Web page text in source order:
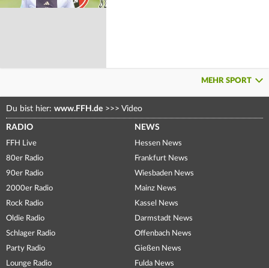
MEHR SPORT
Du bist hier: www.FFH.de >>> Video
RADIO
FFH Live
80er Radio
90er Radio
2000er Radio
Rock Radio
Oldie Radio
Schlager Radio
Party Radio
Lounge Radio
NEWS
Hessen News
Frankfurt News
Wiesbaden News
Mainz News
Kassel News
Darmstadt News
Offenbach News
Gießen News
Fulda News